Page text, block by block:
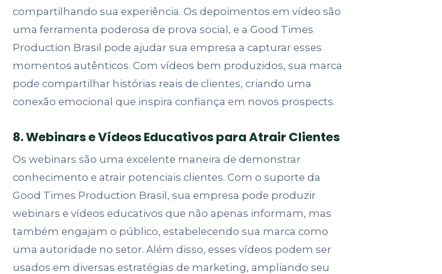
compartilhando sua experiência. Os depoimentos em vídeo são
uma ferramenta poderosa de prova social, e a Good Times
Production Brasil pode ajudar sua empresa a capturar esses
momentos autênticos. Com vídeos bem produzidos, sua marca
pode compartilhar histórias reais de clientes, criando uma
conexão emocional que inspira confiança em novos prospects.
8. Webinars e Vídeos Educativos para Atrair Clientes
Os webinars são uma excelente maneira de demonstrar
conhecimento e atrair potenciais clientes. Com o suporte da
Good Times Production Brasil, sua empresa pode produzir
webinars e vídeos educativos que não apenas informam, mas
também engajam o público, estabelecendo sua marca como
uma autoridade no setor. Além disso, esses vídeos podem ser
usados em diversas estratégias de marketing, ampliando seu